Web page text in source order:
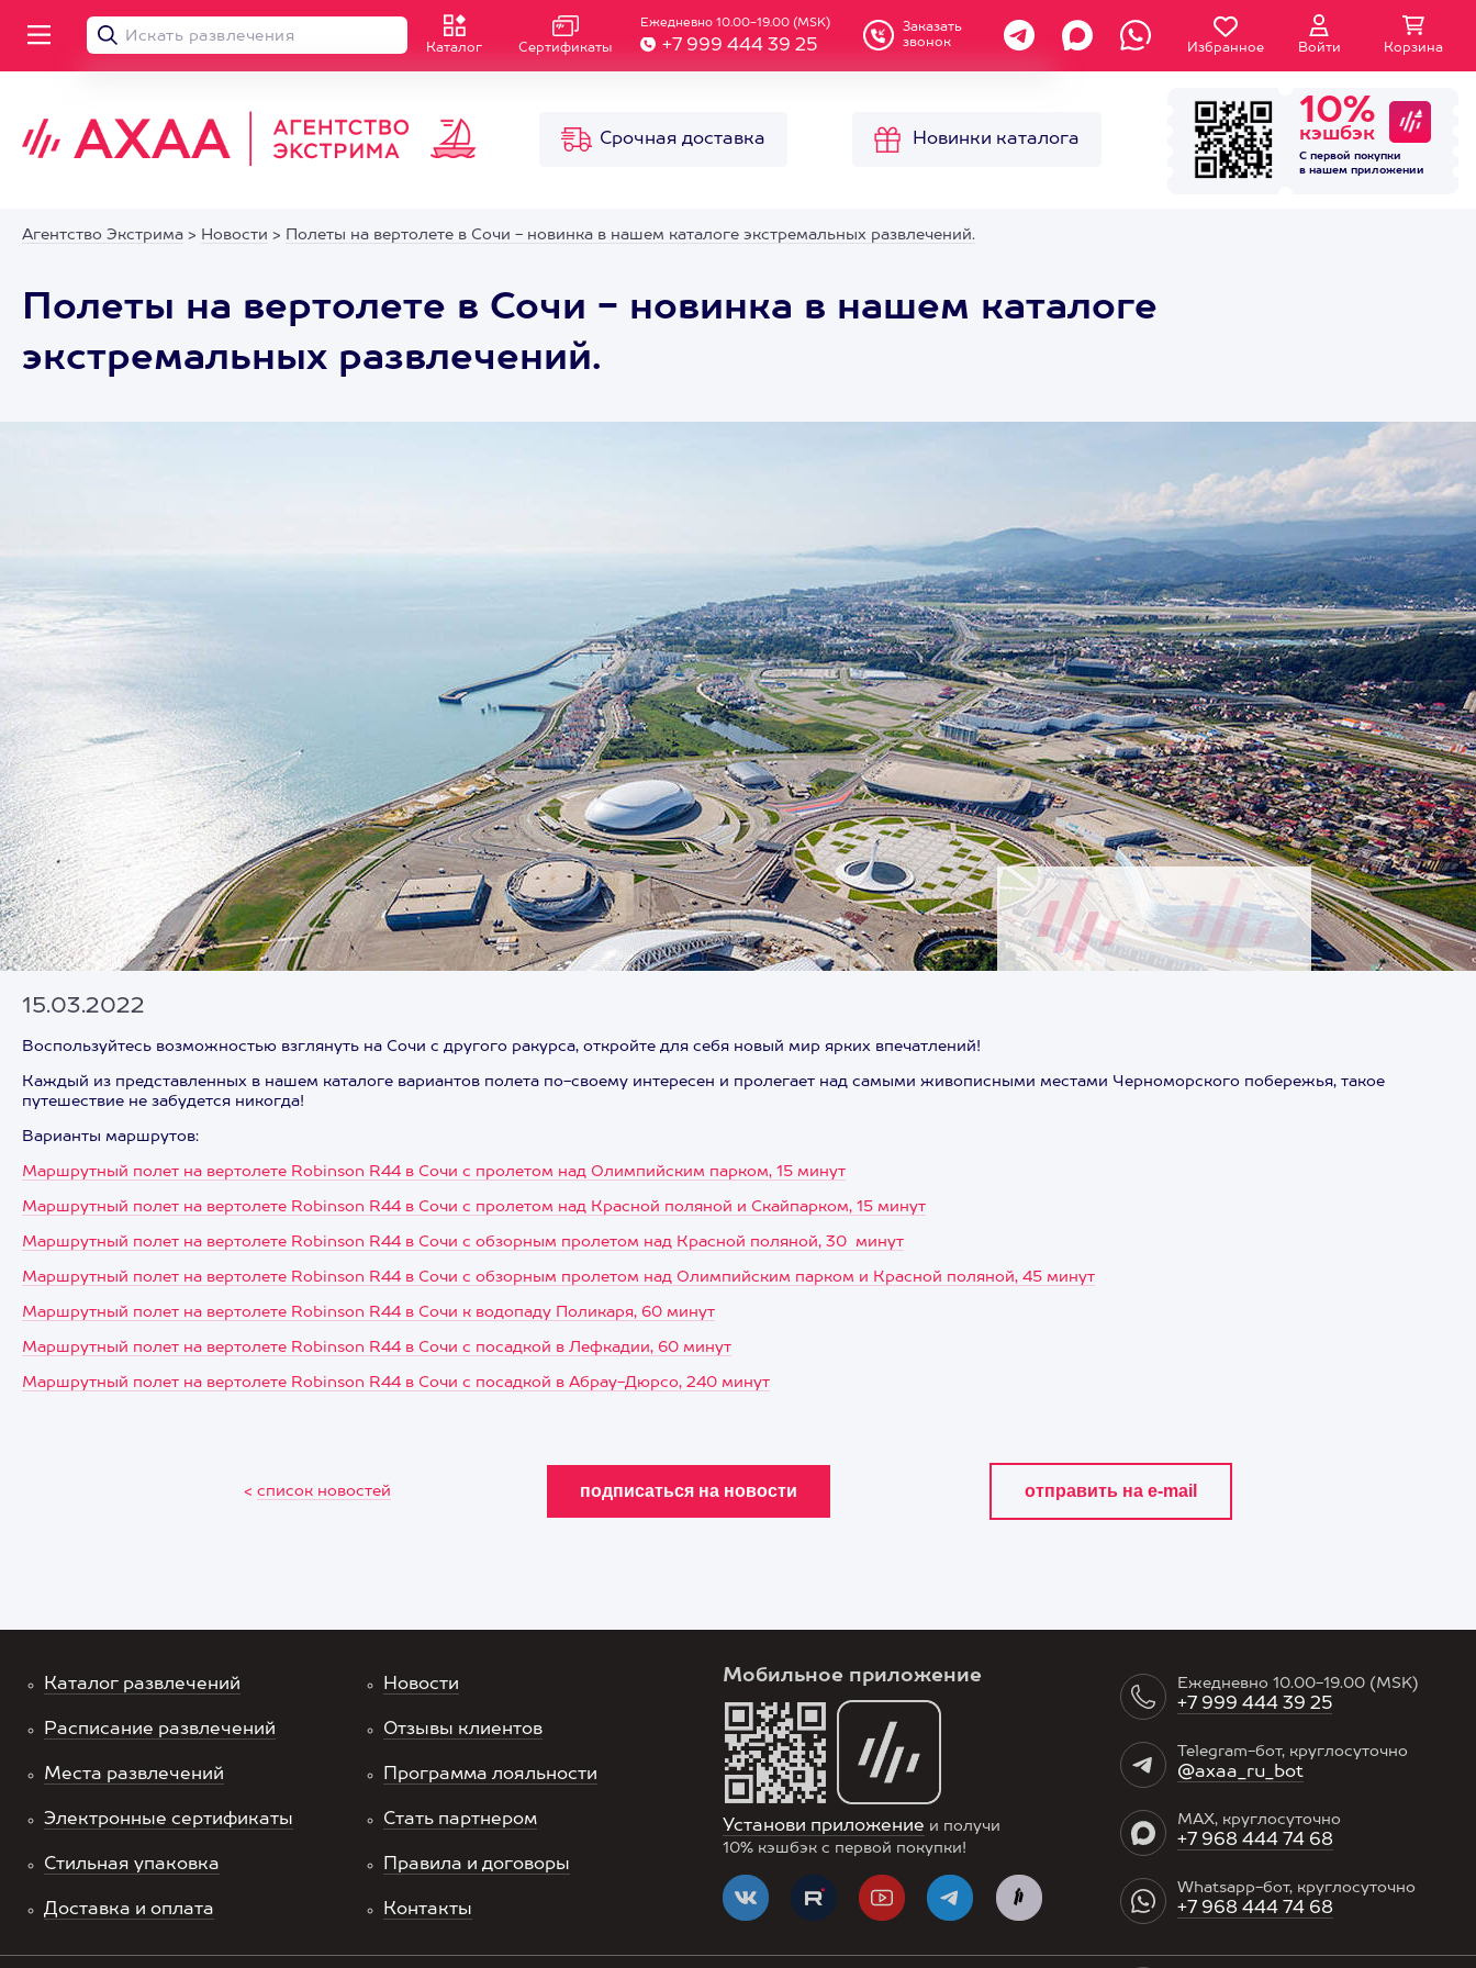
Каталог Сертификаты
Ежедневно 10.00-19.00 (MSK)
+7 999 444 39 25
Заказать
звонок
Избранное Войти Корзина
Срочная доставка Новинки каталога
10%
кэшбэк
С первой покупки
в нашем приложении
Агентство Экстрима > Новости > Полеты на вертолете в Сочи - новинка в нашем каталоге экстремальных развлечений.
Полеты на вертолете в Сочи - новинка в нашем каталоге
экстремальных развлечений.
15.03.2022
Воспользуйтесь возможностью взглянуть на Сочи с другого ракурса, откройте для себя новый мир ярких впечатлений!
Каждый из представленных в нашем каталоге вариантов полета по-своему интересен и пролегает над самыми живописными местами Черноморского побережья, такое
путешествие не забудется никогда!
Варианты маршрутов:
Маршрутный полет на вертолете Robinson R44 в Сочи с пролетом над Олимпийским парком, 15 минут
Маршрутный полет на вертолете Robinson R44 в Сочи с пролетом над Красной поляной и Скайпарком, 15 минут
Маршрутный полет на вертолете Robinson R44 в Сочи с обзорным пролетом над Красной поляной, 30 минут
Маршрутный полет на вертолете Robinson R44 в Сочи с обзорным пролетом над Олимпийским парком и Красной поляной, 45 минут
Маршрутный полет на вертолете Robinson R44 в Сочи к водопаду Поликаря, 60 минут
Маршрутный полет на вертолете Robinson R44 в Сочи с посадкой в Лефкадии, 60 минут
Маршрутный полет на вертолете Robinson R44 в Сочи с посадкой в Абрау-Дюрсо, 240 минут
< список новостей
Каталог развлечений
Расписание развлечений
Места развлечений
Электронные сертификаты
Стильная упаковка
Доставка и оплата
Новости
Отзывы клиентов
Программа лояльности
Стать партнером
Правила и договоры
Контакты
Мобильное приложение
Установи приложение и получи
10% кэшбэк с первой покупки!
Ежедневно 10.00-19.00 (MSK)
+7 999 444 39 25
Telegram-бот, круглосуточно
@axaa_ru_bot
MAX, круглосуточно
+7 968 444 74 68
Whatsapp-бот, круглосуточно
+7 968 444 74 68